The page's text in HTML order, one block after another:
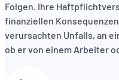
Folgen. Ihre
finanziellen
verursachten Unfalls, an
ob er von einem Arbeiter